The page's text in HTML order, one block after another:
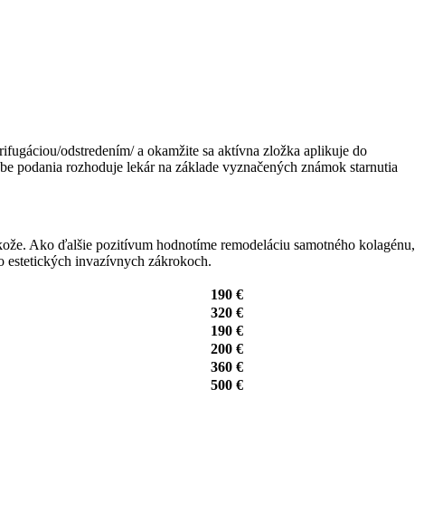
odstredením/ a okamžite sa aktívna zložka aplikuje do
podania rozhoduje lekár na základe vyznačených známok starnutia
Ako ďalšie pozitívum hodnotíme remodeláciu samotného kolagénu,
estetických invazívnych zákrokoch.
190 €
320 €
190 €
200 €
360 €
500 €